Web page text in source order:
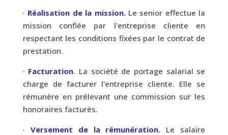
· Réalisation de la mission.Le senior effectue la
mission confiée par l'entreprise cliente en
respectant les conditions fixées par le contrat de
prestation.
· Facturation. La société de portage salarial se
charge de facturer l'entreprise cliente. Elle se
rémunère en prélevant une commission sur les
honoraires facturés.
· Versement de la rémunération. Le salaire